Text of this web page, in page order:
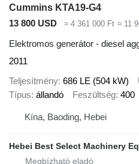
Cummins KTA19-G4
13 800 USD
≈ 4 361 000 Ft ≈ 11
Elektromos generátor - diesel
2011
Teljesítmény 686 LE (504 kW)
Típus állandó Feszültség 400
Kína, Baoding, Hebei
Hebei Best Select Machinery